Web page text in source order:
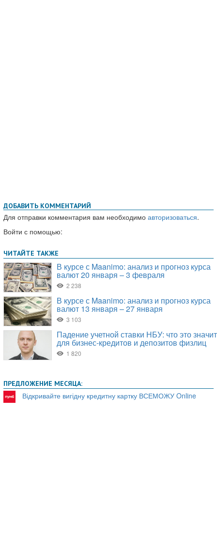
ДОБАВИТЬ КОММЕНТАРИЙ
Для отправки комментария вам необходимо авторизоваться.
Войти с помощью:
ПРЕДЛОЖЕНИЕ МЕСЯЦА:
Відкривайте вигідну кредитну картку ВСЕМОЖУ Online